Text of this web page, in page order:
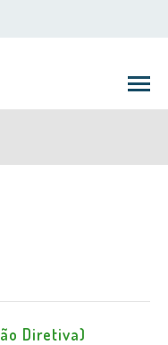
Diretiva)